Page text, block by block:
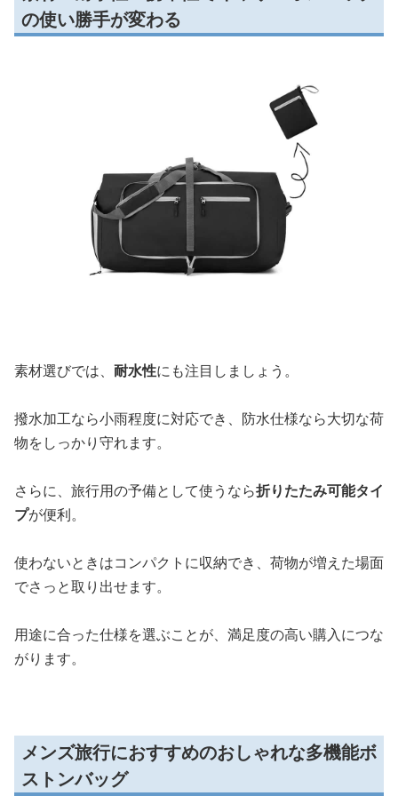
の使い勝手が変わる
素材選びでは、 耐水性にも注目しましょう。
撥水加工なら小雨程度に対応でき、防水仕様なら大切な荷
物をしっかり守れます。
さらに、旅行用の予備として使うなら折りたたみ可能タイ
プが便利。
使わないときはコンパクトに収納でき、荷物が増えた場面
でさっと取り出せます。
用途に合った仕様を選ぶことが、満足度の高い購入につな
がります。
メンズ旅行におすすめのおしゃれな多機能ボ
ストンバッグ